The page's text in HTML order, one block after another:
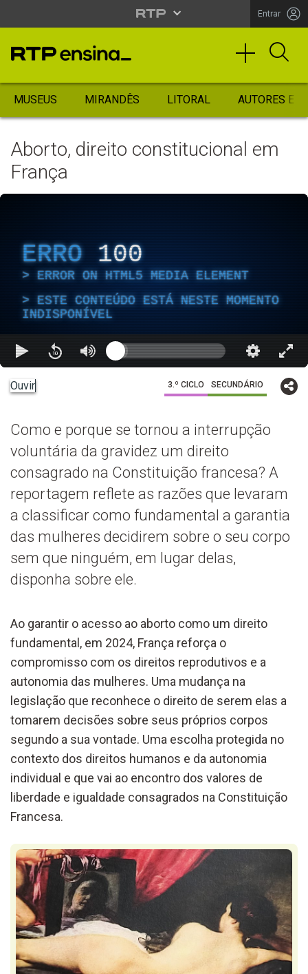
Entrar
MUSEUS MIRANDÊS LITORAL AUTORES
Aborto, direito constitucional em
França
ERRO 100
ERROR ON HTML5 MEDIA ELEMENT
ESTE CONTEÚDO ESTÁ NESTE MOMENTO
INDISPONÍVEL
Ouvir 3.º CICLO SECUNDÁRIO
Como e porque se tornou a interrupção
voluntária da gravidez um direito
consagrado na Constituição francesa? A
reportagem reflete as razões que levaram
a classificar como fundamental a garantia
das mulheres decidirem sobre o seu corpo
sem que ninguém, em lugar delas,
disponha sobre ele.
Ao garantir o acesso ao aborto como um direito
fundamental, em 2024, França reforça o
compromisso com os direitos reprodutivos e a
autonomia das mulheres. Uma mudança na
legislação que reconhece o direito de serem elas a
tomarem decisões sobre seus próprios corpos
segundo a sua vontade. Uma escolha protegida no
contexto dos direitos humanos e da autonomia
individual e que vai ao encontro dos valores de
liberdade e igualdade consagrados na Constituição
Francesa.